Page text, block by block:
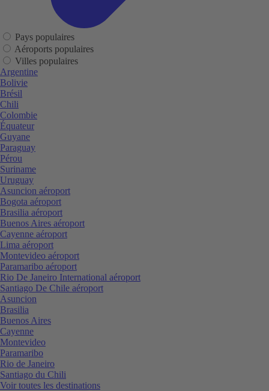
Pays populaires
Aéroports populaires
Villes populaires
Argentine
Bolivie
Brésil
Chili
Colombie
Équateur
Guyane
Paraguay
Pérou
Suriname
Uruguay
Asuncion aéroport
Bogota aéroport
Brasilia aéroport
Buenos Aires aéroport
Cayenne aéroport
Lima aéroport
Montevideo aéroport
Paramaribo aéroport
Rio De Janeiro International aéroport
Santiago De Chile aéroport
Asuncion
Brasilia
Buenos Aires
Cayenne
Montevideo
Paramaribo
Rio de Janeiro
Santiago du Chili
Voir toutes les destinations